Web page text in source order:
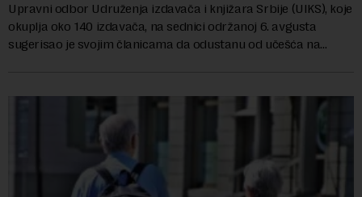
Upravni odbor Udruženja izdavača i knjižara Srbije (UIKS), koje
okuplja oko 140 izdavača, na sednici održanoj 6. avgusta
sugerisao je svojim članicama da odustanu od učešća na